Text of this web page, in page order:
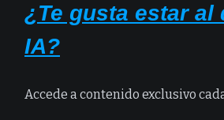
¿Te gusta estar al
IA?
Accede a contenido exclusivo